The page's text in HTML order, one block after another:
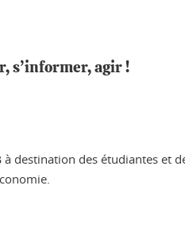
s’informer, agir !
à destination des étudiantes et